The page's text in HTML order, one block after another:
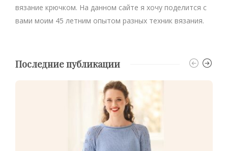
вязание крючком. На данном сайте я хочу поделится с
вами моим 45 летним опытом разных техник вязания.
Последние публикации